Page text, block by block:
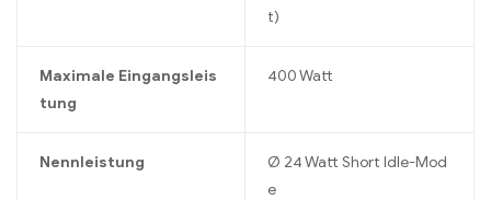
t)
Maximale Eingangsleis
tung
400 Watt
Nennleistung
Ø 24 Watt Short Idle-Mod
e